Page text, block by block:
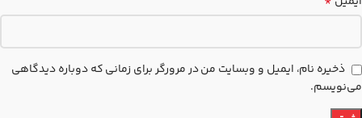
ذخیره نام، ایمیل و وبسایت من در مرورگر برای زمانی که دوباره دیدگاهی
می‌نویسم.